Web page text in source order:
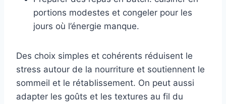
portions modestes et congeler pour les
jours où l’énergie manque.
Des choix simples et cohérents réduisent le
stress autour de la nourriture et soutiennent le
sommeil et le rétablissement. On peut aussi
adapter les goûts et les textures au fil du